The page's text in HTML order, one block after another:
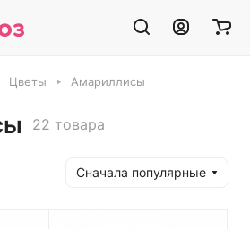
Цветы Амариллисы
22 товара
Сначала популярные